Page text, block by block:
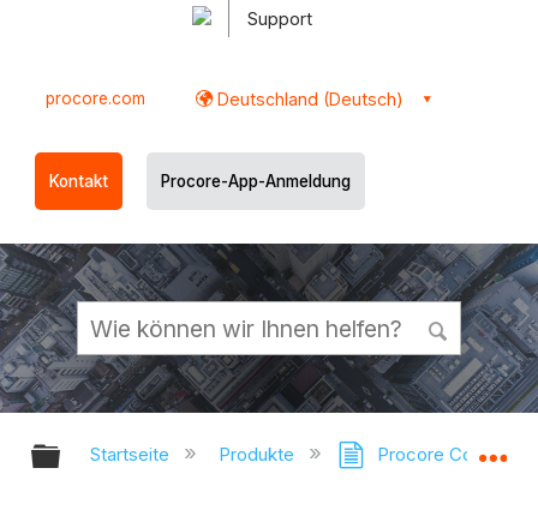
Support
procore.com Deutschland (Deutsch)
Kontakt Procore-App-Anmeldung
Globale Hierarchie auf- und
Startseite Produkte Procore